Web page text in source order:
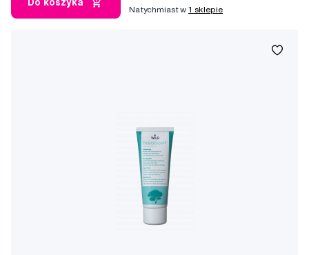
Do koszyka
Natychmiast w1 sklepie